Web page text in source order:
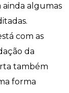
algumas
com as
da
também
forma